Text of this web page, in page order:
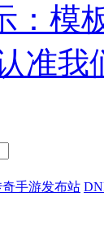
：模
准我
奇手游发布站